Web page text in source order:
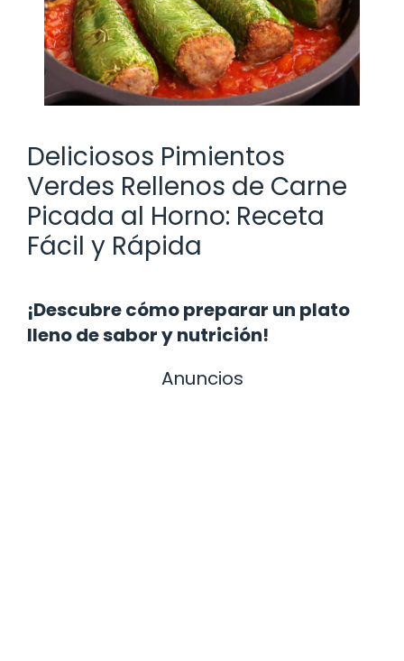
Deliciosos Pimientos
Verdes Rellenos de Carne
Picada al Horno: Receta
Fácil y Rápida
¡Descubre cómo preparar un plato
lleno de sabor y nutrición!
Anuncios